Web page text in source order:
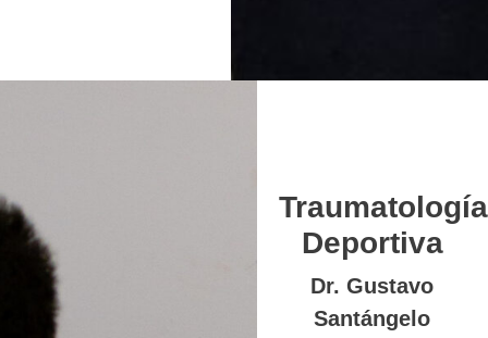
Traumatología
Deportiva
Dr. Gustavo
Santángelo